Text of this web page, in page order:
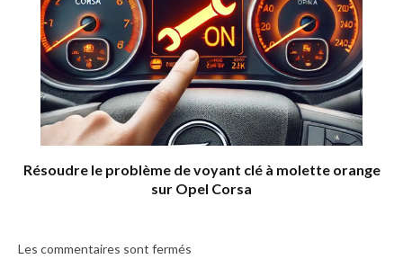
Résoudre le problème de voyant clé à molette orange
sur Opel Corsa
Les commentaires sont fermés